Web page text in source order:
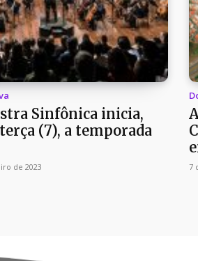
Sinfônica inicia,
(7), a temporada
de 2023 7